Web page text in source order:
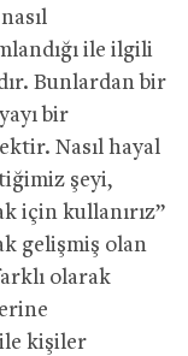
ile ilgili
Bunlardan bir
bir
Nasıl hayal
şeyi,
için kullanırız”
gelişmiş olan
olarak
kişiler